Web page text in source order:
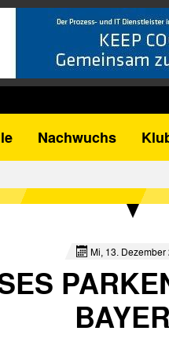
Nachwuchs
Mi, 13. Dezember